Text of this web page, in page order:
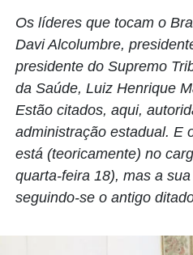
Os líderes que tocam o
Davi Alcolumbre,
presidente do Supremo
da Saúde, Luiz Henrique
Estão citados, aqui,
administração estadual. E
está (teoricamente) no
quarta-feira 18), mas a
seguindo-se o antigo